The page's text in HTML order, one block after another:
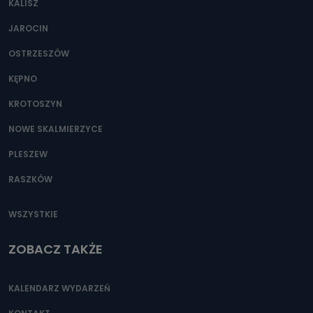
Można to zrobić pod numerem telefonu 62 735-51-05 lub
KALISZ
JAROCIN
OSTRZESZÓW
KĘPNO
KROTOSZYN
NOWE SKALMIERZYCE
PLESZEW
RASZKÓW
WSZYSTKIE
ZOBACZ TAKŻE
KALENDARZ WYDARZEŃ